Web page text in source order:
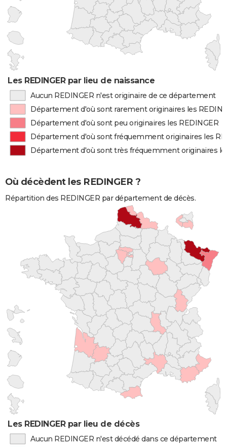
Les REDINGER par lieu de naissance
Aucun REDINGER n'est originaire de ce département
Département d'où sont rarement originaires les
Département d'où sont peu originaires les REDINGER
Département d'où sont fréquemment originaires les
Département d'où sont très fréquemment originaires
Où décèdent les REDINGER ?
Répartition des REDINGER par département de décès.
Les REDINGER par lieu de décès
Aucun REDINGER n'est décédé dans ce département